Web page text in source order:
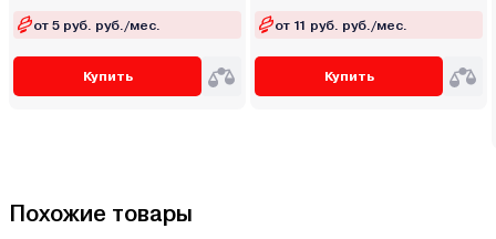
от 5 руб. руб./мес.
Купить
от 11 руб. руб./мес.
Купить
Похожие товары